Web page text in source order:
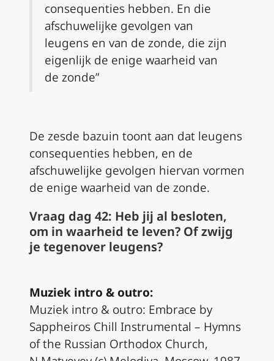
consequenties hebben. En die
afschuwelijke gevolgen van
leugens en van de zonde, die zijn
eigenlijk de enige waarheid van
de zonde”
De zesde bazuin toont aan dat leugens
consequenties hebben, en de
afschuwelijke gevolgen hiervan vormen
de enige waarheid van de zonde.
Vraag dag 42: Heb jij al besloten,
om in waarheid te leven? Of zwijg
je tegenover leugens?
Muziek intro & outro:
Muziek intro & outro: Embrace by
Sappheiros Chill Instrumental – Hymns
of the Russian Orthodox Church,